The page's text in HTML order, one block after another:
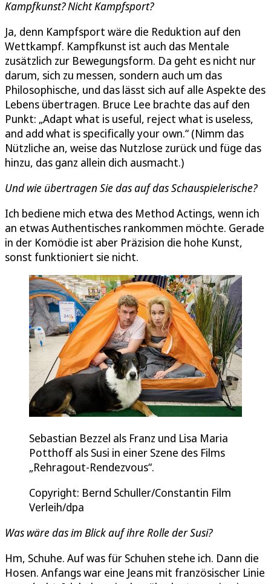
Kampfkunst? Nicht Kampfsport?
Ja, denn Kampfsport wäre die Reduktion auf den
Wettkampf. Kampfkunst ist auch das Mentale
zusätzlich zur Bewegungsform. Da geht es nicht nur
darum, sich zu messen, sondern auch um das
Philosophische, und das lässt sich auf alle Aspekte des
Lebens übertragen. Bruce Lee brachte das auf den
Punkt: „Adapt what is useful, reject what is useless,
and add what is specifically your own.“ (Nimm das
Nützliche an, weise das Nutzlose zurück und füge das
hinzu, das ganz allein dich ausmacht.)
Und wie übertragen Sie das auf das Schauspielerische?
Ich bediene mich etwa des Method Actings, wenn ich
an etwas Authentisches rankommen möchte. Gerade
in der Komödie ist aber Präzision die hohe Kunst,
sonst funktioniert sie nicht.
Sebastian Bezzel als Franz und Lisa Maria
Potthoff als Susi in einer Szene des Films
„Rehragout-Rendezvous“.
Copyright: Bernd Schuller/Constantin Film
Verleih/dpa
Was wäre das im Blick auf ihre Rolle der Susi?
Hm, Schuhe. Auf was für Schuhen stehe ich. Dann die
Hosen. Anfangs war eine Jeans mit französischer Linie